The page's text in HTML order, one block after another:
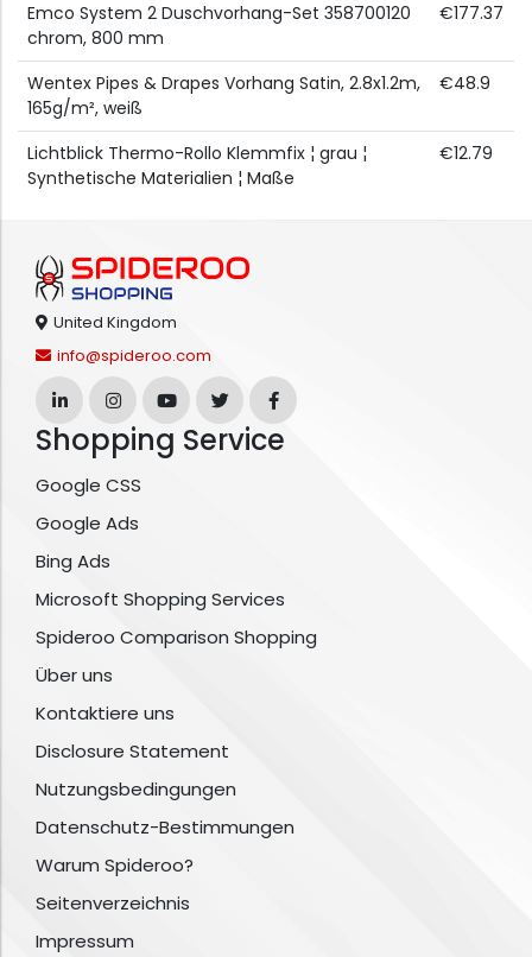
Emco System 2 Duschvorhang-Set 358700120
chrom, 800 mm
€177.37
Wentex Pipes & Drapes Vorhang Satin, 2.8x1.2m,
165g/m², weiß
€48.9
Lichtblick Thermo-Rollo Klemmfix ¦ grau ¦
Synthetische Materialien ¦ Maße
€12.79
United Kingdom
info@spideroo.com
Shopping Service
Google CSS
Google Ads
Bing Ads
Microsoft Shopping Services
Spideroo Comparison Shopping
Über uns
Kontaktiere uns
Disclosure Statement
Nutzungsbedingungen
Datenschutz-Bestimmungen
Warum Spideroo?
Seitenverzeichnis
Impressum